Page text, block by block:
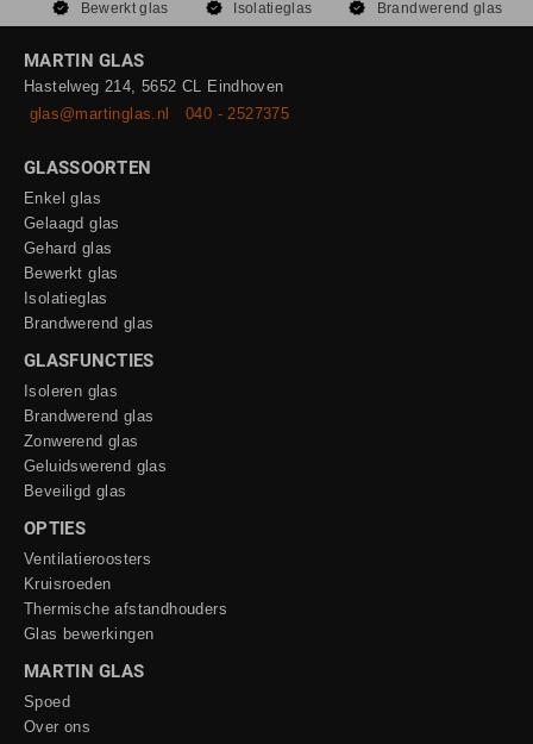
Bewerkt glas
Isolatieglas Brandwerend glas
MARTIN GLAS
Hastelweg 214, 5652 CL Eindhoven
glas@martinglas.nl
040 - 2527375
GLASSOORTEN
Enkel glas
Gelaagd glas
Gehard glas
Bewerkt glas
Isolatieglas
Brandwerend glas
GLASFUNCTIES
Isoleren glas
Brandwerend glas
Zonwerend glas
Geluidswerend glas
Beveiligd glas
OPTIES
Ventilatieroosters
Kruisroeden
Thermische afstandhouders
Glas bewerkingen
MARTIN GLAS
Spoed
Over ons